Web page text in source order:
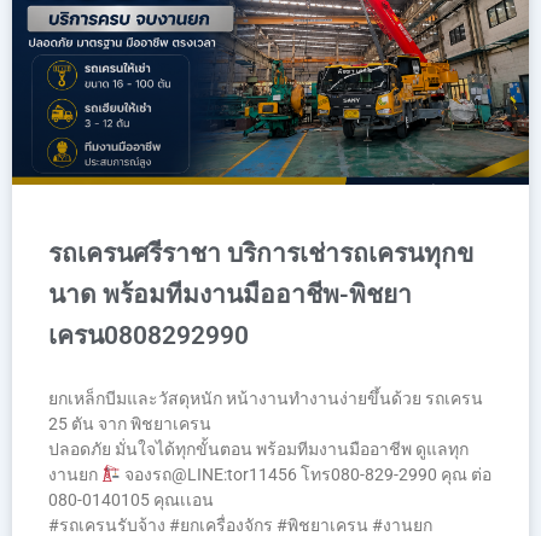
รถเครนศรีราชา บริการเช่ารถเครนทุกข
นาด พร้อมทีมงานมืออาชีพ-พิชยา
เครน0808292990
ยกเหล็กบีมและวัสดุหนัก หน้างานทำงานง่ายขึ้นด้วย รถเครน
25 ตัน จาก พิชยาเครน
ปลอดภัย มั่นใจได้ทุกขั้นตอน พร้อมทีมงานมืออาชีพ ดูแลทุก
งานยก
จองรถ@LINE:tor11456 โทร080-829-2990 คุณ ต่อ
080-0140105 คุณเเอน
#รถเครนรับจ้าง #ยกเครื่องจักร #พิชยาเครน #งานยก